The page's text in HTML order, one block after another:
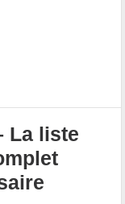
La liste